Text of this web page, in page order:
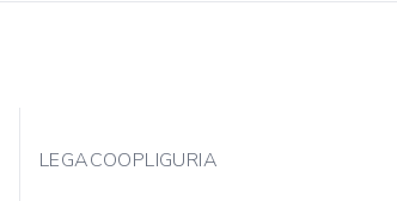
LEGACOOPLIGURIA